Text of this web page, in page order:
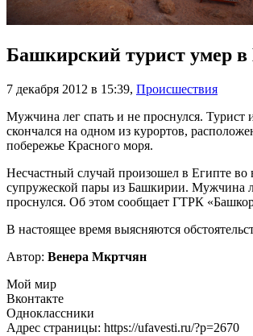
Башкирский турист умер в
7 декабря 2012 в 15:39, Происшествия
Мужчина лег спать и не проснулся. Турист
скончался на одном из курортов,
побережье Красного моря.
Несчастный случай произошел в Египте во
супружеской пары из Башкирии. Мужчина
проснулся. Об этом сообщает ГТРК
В настоящее время выясняются
Автор: Венера Мкртчян
Мой мир
Вконтакте
Одноклассники
Адрес страницы: https://ufavesti.ru/?p=2670